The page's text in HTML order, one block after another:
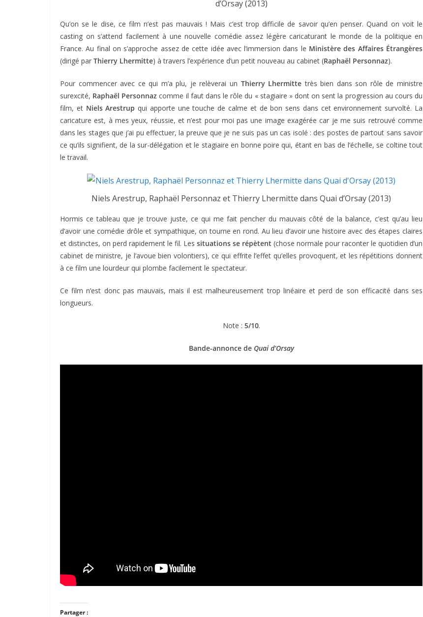
d’Orsay (2013)
Qu’on se le dise, ce film n’est pas mauvais ! Mais c’est trop difficile de savoir qu’en penser. Quand on voit le
casting on s’attend facilement à une nouvelle comédie assez légère caricaturant le monde de la politique en
France. Au final on s’approche assez de cette idée avec l’immersion dans le Ministère des Affaires Étrangères
(dirigé par Thierry Lhermitte) à travers l’expérience d’un petit nouveau au cabinet (Raphaël Personnaz).
Pour commencer avec ce qui m’a plu, je relèverai un Thierry Lhermitte très bien dans son rôle de ministre
surexcité, Raphaël Personnaz comme il faut dans le rôle du « stagiaire » dont on sent la progression au cours du
film, et Niels Arestrup qui apporte une touche de calme et de bon sens dans cet environnement survolté. La
caricature est, à mes yeux, réussie, et n’est pour moi pas une image exagérée car je me suis retrouvé comme
dans les stages que j’ai pu effectuer, la preuve que je ne suis pas un cas isolé : des postes de partout sans savoir
ce qu’ils signifient, de la sur-délégation et le stagiaire en bonne poire qui, étant en bas de l’échelle, se coltine tout
le travail.
Niels Arestrup, Raphaël Personnaz et Thierry Lhermitte dans Quai d’Orsay (2013)
Hormis ce tableau que je trouve juste, ce qui me fait pencher du mauvais côté de la balance, c’est qu’au lieu
d’avoir une comédie drôle et sympathique, on tourne en rond. Au lieu d’avoir une histoire avec des étapes claires
et distinctes, on perd rapidement le fil. Les situations se répètent (chose normale pour raconter le quotidien d’un
cabinet de ministre, je l’avoue bien volontiers), ce qui effrite l’effet qu’elles provoquent, et les répétitions donnent
à ce film une lourdeur qui plombe facilement le spectateur.
Ce film n’est donc pas mauvais, mais il est malheureusement trop linéaire et perd de son efficacité dans ses
longueurs.
Note : 5/10.
Bande-annonce de Quai d’Orsay
Partager :